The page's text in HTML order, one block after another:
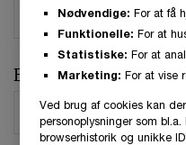
E-mail*
Nødvendige: For at få
Funktionelle: For at
Statistiske: For at
Marketing: For at vise
Ved brug af cookies kan
personoplysninger som
browserhistorik og unikke